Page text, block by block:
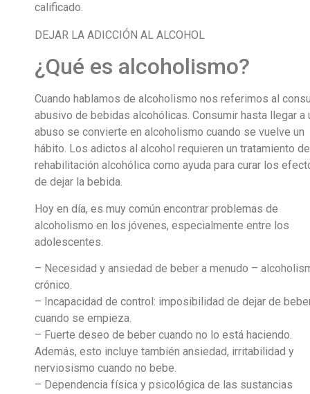
calificado.
DEJAR LA ADICCIÓN AL ALCOHOL
¿Qué es alcoholismo?
Cuando hablamos de alcoholismo nos referimos al
abusivo de bebidas alcohólicas. Consumir hasta llegar a
abuso se convierte en alcoholismo cuando se vuelve un
hábito. Los adictos al alcohol requieren un tratamiento de
rehabilitación alcohólica como ayuda para curar los
de dejar la bebida.
Hoy en día, es muy común encontrar problemas de
alcoholismo en los jóvenes, especialmente entre los
adolescentes.
– Necesidad y ansiedad de beber a menudo –
crónico.
– Incapacidad de control: imposibilidad de dejar de
cuando se empieza.
– Fuerte deseo de beber cuando no lo está haciendo.
Además, esto incluye también ansiedad, irritabilidad y
nerviosismo cuando no bebe.
– Dependencia física y psicológica de las sustancias